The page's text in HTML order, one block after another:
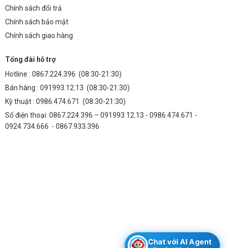
tiện.
Khu công nghiệp:
bãi, khu vực sản xuất.
FAQ – Giải Đáp Thắc Mắc
1. Đèn LED Philips 3030 X3 250W có chống nước
không?
Đèn có chuẩn IP65, chống bụi và chống nước, phù hợp lắp đặt trong
môi trường khắc nghiệt.
4. Đèn có cần sử dụng thêm ballast không?
Chính sách đổi trả
Chính sách bảo mật
Chính sách giao hàng
Tổng đài hỗ trợ
Hotline : 0867.224.396 (08:30-21:30)
Bán hàng : 091993.12.13 (08:30-21:30)
Kỹ thuật : 0986.474.671 (08:30-21:30)
Số điện thoại: 0867.224.396 – 091993.12.13 - 0986.474.671 -
0924.734.666 - 0867.933.396
Chat với AI Agent